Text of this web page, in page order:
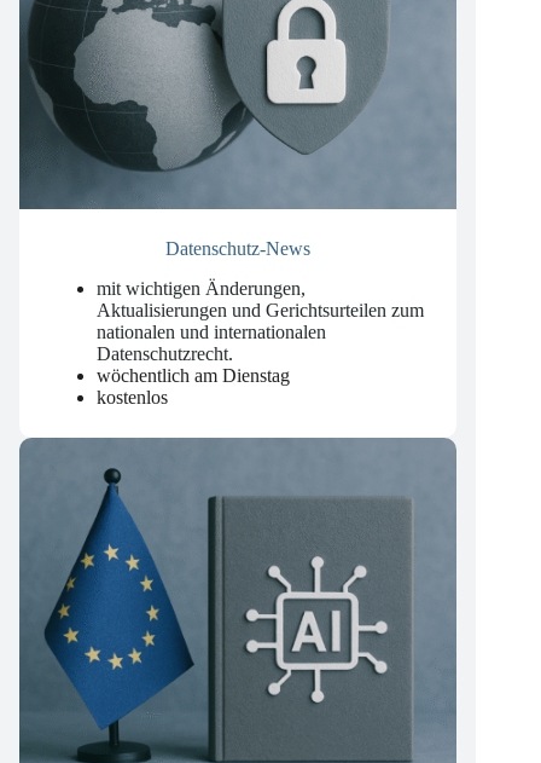
Datenschutz-News
mit wichtigen Änderungen,
Aktualisierungen und Gerichtsurteilen zum
nationalen und internationalen
Datenschutzrecht.
wöchentlich am Dienstag